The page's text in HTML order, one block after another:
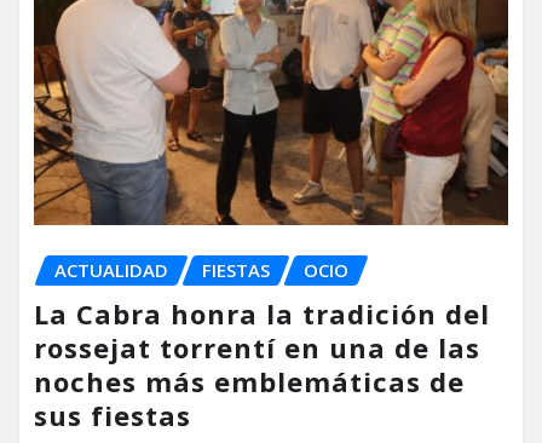
ACTUALIDAD FIESTAS OCIO
La Cabra honra la tradición del
rossejat torrentí en una de las
noches más emblemáticas de
sus fiestas